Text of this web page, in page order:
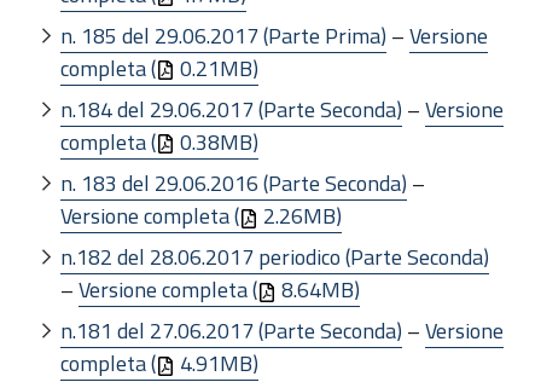
n. 185 del 29.06.2017 (Parte Prima) –Versione
completa (
0.21MB)
n.184 del 29.06.2017 (Parte Seconda) –Versione
completa (
0.38MB)
n. 183 del 29.06.2016 (Parte Seconda) –
Versione completa (
2.26MB)
n.182 del 28.06.2017 periodico (Parte Seconda)
–Versione completa (
8.64MB)
n.181 del 27.06.2017 (Parte Seconda) –Versione
completa (
4.91MB)